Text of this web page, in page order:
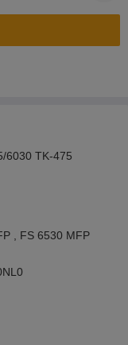
6030 TK-475
, FS 6530 MFP